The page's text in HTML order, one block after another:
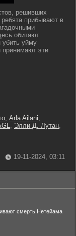
решивших
прибывают в
обитают
убить уйму
принимают эти
, Arla Ailani,
, Элли Д. Лутан,
19-11-2024, 03:11
смерть Нетейама